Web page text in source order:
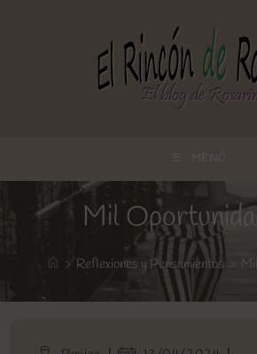
Mil
> Reflexiones y Pensamientos >